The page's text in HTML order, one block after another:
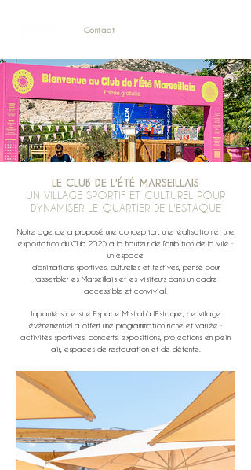
Contact
LE CLUB DE L'ÉTÉ MARSEILLAIS
UN VILLAGE SPORTIF ET CULTUREL POUR
DYNAMISER LE QUARTIER DE L'ESTAQUE
Notre agence a proposé une conception, une réalisation et une
exploitation du Club 2025 à la hauteur de l’ambition de la ville :
un espace
d’animations sportives, culturelles et festives, pensé pour
rassembler les Marseillais et les visiteurs dans un cadre
accessible et convivial.
Implanté sur le site Espace Mistral à l'Estaque, ce village
événementiel a offert une programmation riche et variée :
activités sportives, concerts, expositions, projections en plein
air, espaces de restauration et de détente.